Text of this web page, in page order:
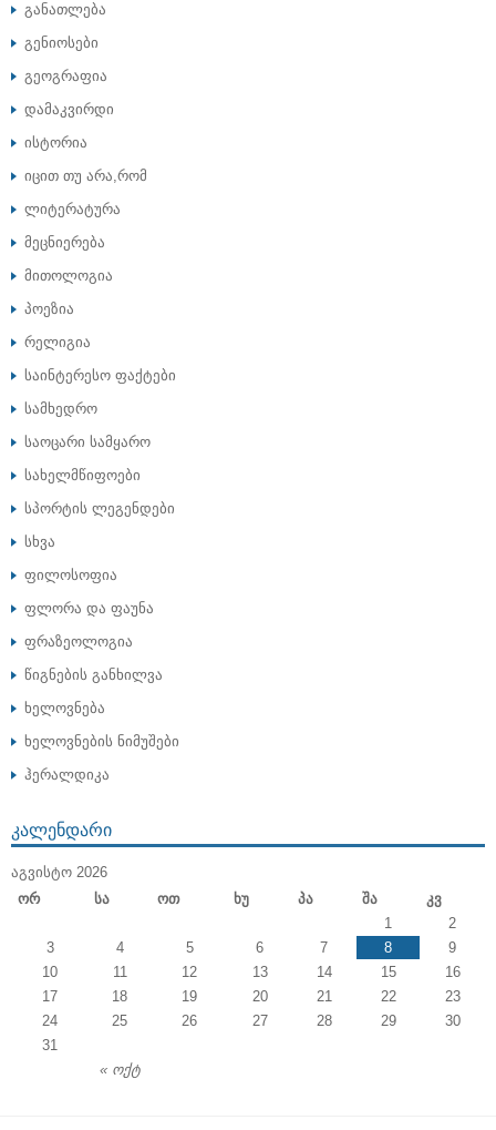
განათლება
გენიოსები
გეოგრაფია
დამაკვირდი
ისტორია
იცით თუ არა,რომ
ლიტერატურა
მეცნიერება
მითოლოგია
პოეზია
რელიგია
საინტერესო ფაქტები
სამხედრო
საოცარი სამყარო
სახელმწიფოები
სპორტის ლეგენდები
სხვა
ფილოსოფია
ფლორა და ფაუნა
ფრაზეოლოგია
წიგნების განხილვა
ხელოვნება
ხელოვნების ნიმუშები
ჰერალდიკა
ᲙᲐᲚᲔᲜᲓᲐᲠᲘ
ᲐᲒᲕᲘᲡᲢᲝ 2026
Ორ
Სა Ოთ Ხუ Პა Შა Კვ
« ოქტ
1
2
3
4 5 6 7 8
9
10
11 12 13 14 15
16
17
18 19 20 21 22
23
24
25 26 27 28 29
30
31